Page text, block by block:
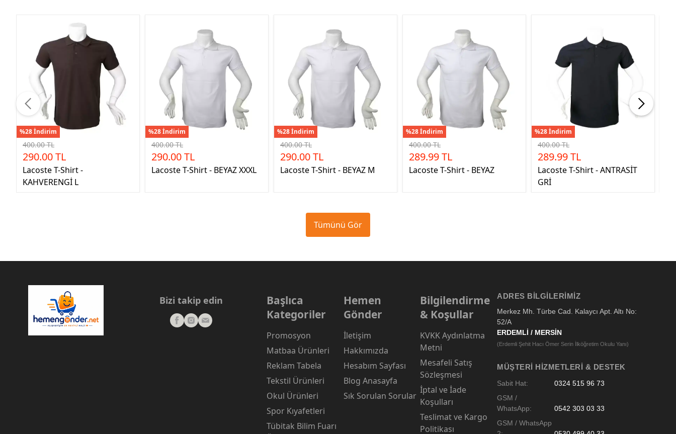
%28 İndirim
400.00 TL
290.00 TL
Lacoste T-Shirt -
KAHVERENGİ L
%28 İndirim
400.00 TL
290.00 TL
Lacoste T-Shirt - BEYAZ XXXL
%28 İndirim
400.00 TL
290.00 TL
Lacoste T-Shirt - BEYAZ M
%28 İndirim
400.00 TL
289.99 TL
Lacoste T-Shirt - BEYAZ
%28 İndirim
400.00 TL
289.99 TL
Lacoste T-Shirt - ANTRASİT
GRİ
Tümünü Gör
Bizi takip edin
Başlıca
Kategoriler
Promosyon
Matbaa Ürünleri
Reklam Tabela
Tekstil Ürünleri
Okul Ürünleri
Spor Kıyafetleri
Tübitak Bilim Fuarı
Hemen
Gönder
İletişim
Hakkımızda
Hesabım Sayfası
Blog Anasayfa
Sık Sorulan Sorular
Bilgilendirme
& Koşullar
KVKK Aydınlatma
Metni
Mesafeli Satış
Sözleşmesi
İptal ve İade
Koşulları
Teslimat ve Kargo
Politikası
ADRES BILGILERIMIZ
Merkez Mh. Türbe Cad. Kalaycı Apt. Altı No:
52/A
ERDEMLİ / MERSİN
(Erdemli Şehit Hacı Ömer Serin İlköğretim Okulu Yanı)
MÜŞTERI HIZMETLERI & DESTEK
Sabit Hat:
0324 515 96 73
GSM /
WhatsApp:
0542 303 03 33
GSM / WhatsApp